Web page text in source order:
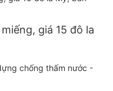
giá 15 đô la